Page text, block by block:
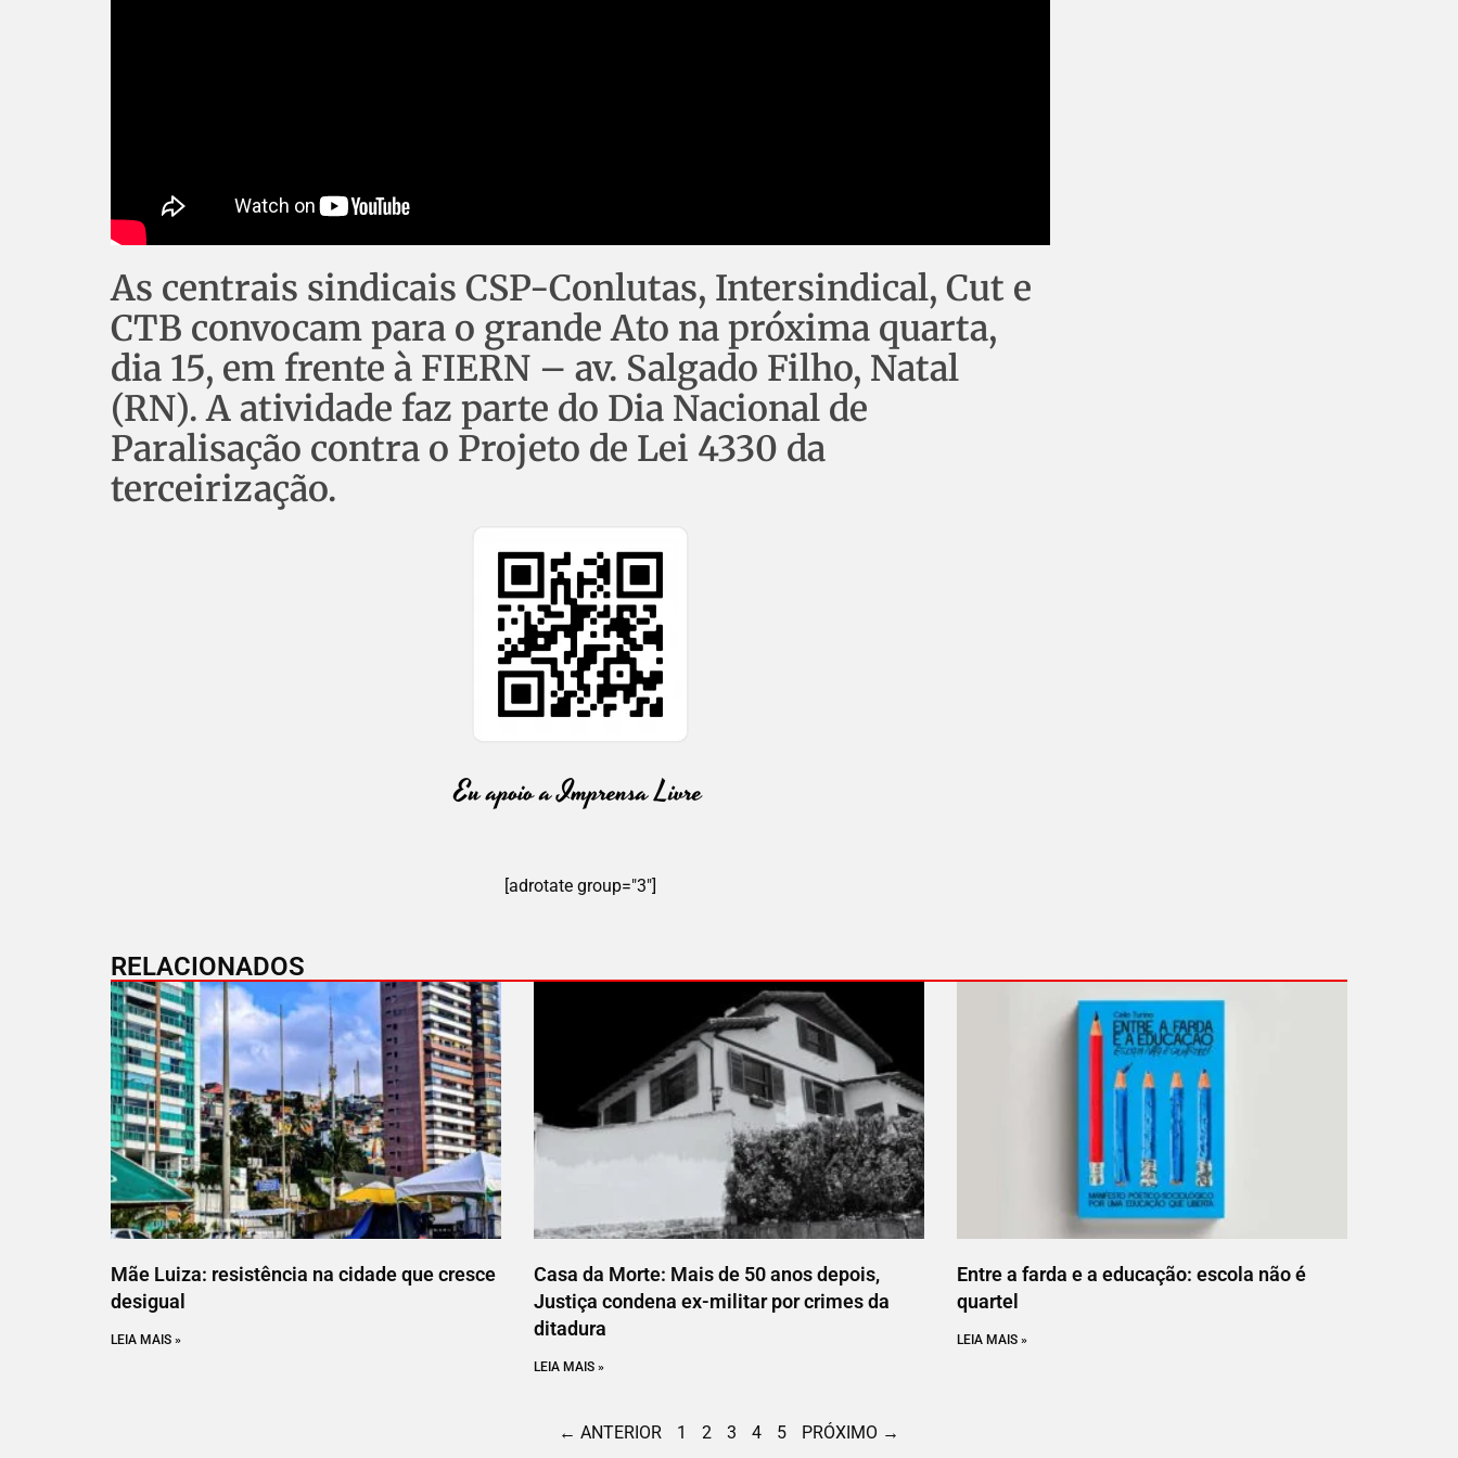
As centrais sindicais CSP-Conlutas, Intersindical, Cut e
CTB convocam para o grande Ato na próxima quarta,
dia 15, em frente à FIERN – av. Salgado Filho, Natal
(RN). A atividade faz parte do Dia Nacional de
Paralisação contra o Projeto de Lei 4330 da
terceirização.
[adrotate group="3"]
RELACIONADOS
Mãe Luiza: resistência na cidade que cresce
desigual
LEIA MAIS »
Casa da Morte: Mais de 50 anos depois,
Justiça condena ex-militar por crimes da
ditadura
LEIA MAIS »
Entre a farda e a educação: escola não é
quartel
LEIA MAIS »
← ANTERIOR 1 2 3 4 5 PRÓXIMO →